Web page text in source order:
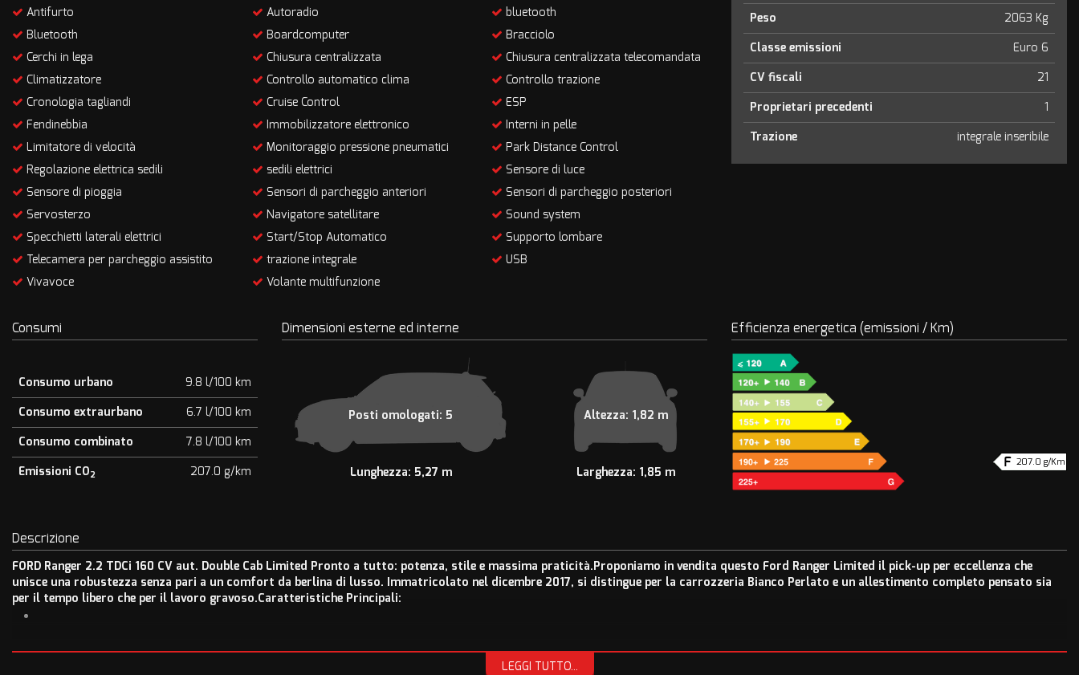
Antifurto
Bluetooth
Cerchi in lega
Climatizzatore
Cronologia tagliandi
Fendinebbia
Limitatore di velocità
Regolazione elettrica sedili
Sensore di pioggia
Servosterzo
Specchietti laterali elettrici
Telecamera per parcheggio assistito
Vivavoce
Autoradio
Boardcomputer
Chiusura centralizzata
Controllo automatico clima
Cruise Control
Immobilizzatore elettronico
Monitoraggio pressione pneumatici
sedili elettrici
Sensori di parcheggio anteriori
Navigatore satellitare
Start/Stop Automatico
trazione integrale
Volante multifunzione
bluetooth
Bracciolo
Chiusura centralizzata telecomandata
Controllo trazione
ESP
Interni in pelle
Park Distance Control
Sensore di luce
Sensori di parcheggio posteriori
Sound system
Supporto lombare
USB
Peso
2063 Kg
Classe emissioni
Euro 6
CV fiscali
21
Proprietari precedenti
1
Trazione
integrale inseribile
Consumi
Consumo urbano
9.8 l/100 km
Consumo extraurbano
6.7 l/100 km
Consumo combinato
7.8 l/100 km
Emissioni CO2 207.0 g/km
Dimensioni esterne ed interne
Posti omologati: 5
Lunghezza: 5,27 m
Altezza: 1,82 m
Larghezza: 1,85 m
Efficienza energetica (emissioni / Km)
207.0 g/Km
Descrizione
FORD Ranger 2.2 TDCi 160 CV aut. Double Cab Limited Pronto a tutto: potenza, stile e massima praticità.Proponiamo in vendita questo Ford Ranger Limited il pick-up per eccellenza che
unisce una robustezza senza pari a un comfort da berlina di lusso. Immatricolato nel dicembre 2017, si distingue per la carrozzeria Bianco Perlato e un allestimento completo pensato sia
per il tempo libero che per il lavoro gravoso.Caratteristiche Principali:
Omologazione: AUTOCARRO 5 POSTI (Ideale per agevolazioni fiscali aziendali e professionisti)
LEGGI TUTTO...